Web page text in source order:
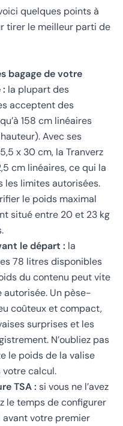
quelques points à
tirer le meilleur parti de
bagage de votre
la plupart des
acceptent des
158 cm linéaires
Avec ses
x 30 cm, la Tranverz
cm linéaires, ce qui la
les limites autorisées.
le poids maximal
situé entre 20 et 23 kg
le départ : la
78 litres disponibles
du contenu peut vite
Un pèse-
coûteux et compact,
surprises et les
N’oubliez pas
le poids de la valise
calcul.
TSA : si vous ne l’avez
le temps de configurer
votre premier